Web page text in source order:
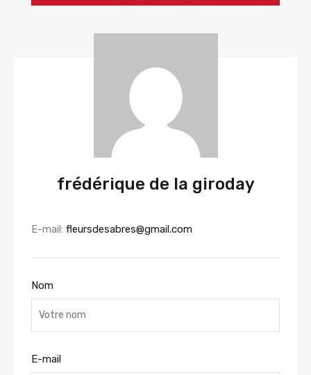
frédérique de la giroday
E-mail: fleursdesabres@gmail.com
Nom
E-mail